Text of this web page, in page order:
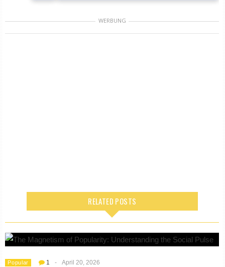
WERBUNG
RELATED POSTS
Popular 1 - April 20, 2026